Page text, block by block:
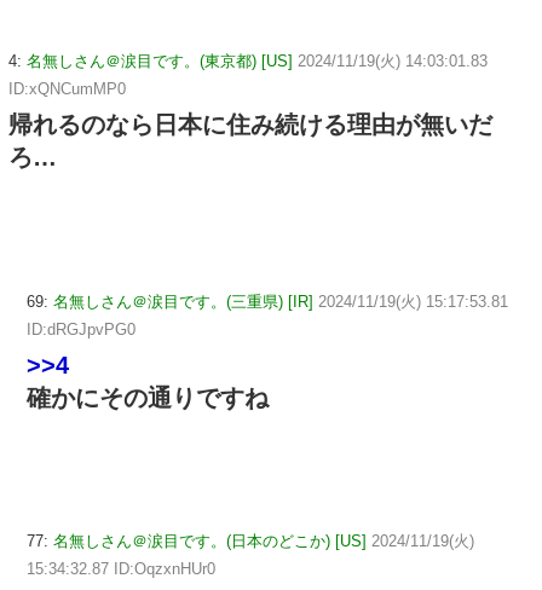
4: 名無しさん＠涙目です。(東京都) [US] 2024/11/19(火) 14:03:01.83
ID:xQNCumMP0
帰れるのなら日本に住み続ける理由が無いだ
ろ…
69: 名無しさん＠涙目です。(三重県) [IR] 2024/11/19(火) 15:17:53.81
ID:dRGJpvPG0
>>4
確かにその通りですね
77: 名無しさん＠涙目です。(日本のどこか) [US] 2024/11/19(火)
15:34:32.87 ID:OqzxnHUr0